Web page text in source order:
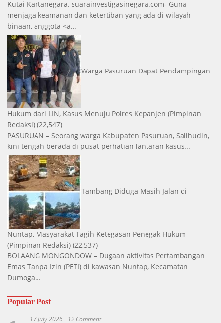
Kutai Kartanegara. suarainvestigasinegara.com- Guna
menjaga keamanan dan ketertiban yang ada di wilayah
binaan, anggota <a...
Warga Pasuruan Dapat Pendampingan
Hukum dari LIN, Kasus Menuju Polres Kepanjen (Pimpinan
Redaksi) (22,547)
PASURUAN – Seorang warga Kabupaten Pasuruan, Salihudin,
kini tengah berada di pusat perhatian lantaran kasus...
Tambang Diduga Masih Jalan di
Nuntap, Masyarakat Tagih Ketegasan Penegak Hukum
(Pimpinan Redaksi) (22,537)
BOLAANG MONGONDOW – Dugaan aktivitas Pertambangan
Emas Tanpa Izin (PETI) di kawasan Nuntap, Kecamatan
Dumoga...
Popular Post
17 July 2026 12 Comment